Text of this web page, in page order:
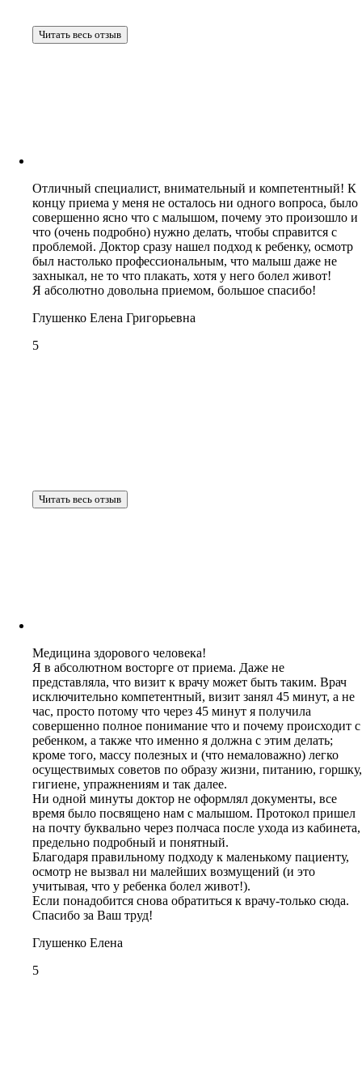
Читать весь отзыв
Отличный специалист, внимательный и компетентный! К
концу приема у меня не осталось ни одного вопроса, было
совершенно ясно что с малышом, почему это произошло и
что (очень подробно) нужно делать, чтобы справится с
проблемой. Доктор сразу нашел подход к ребенку, осмотр
был настолько профессиональным, что малыш даже не
захныкал, не то что плакать, хотя у него болел живот!
Я абсолютно довольна приемом, большое спасибо!
Глушенко Елена Григорьевна
5
Читать весь отзыв
Медицина здорового человека!
Я в абсолютном восторге от приема. Даже не
представляла, что визит к врачу может быть таким. Врач
исключительно компетентный, визит занял 45 минут, а не
час, просто потому что через 45 минут я получила
совершенно полное понимание что и почему происходит с
ребенком, а также что именно я должна с этим делать;
кроме того, массу полезных и (что немаловажно) легко
осуществимых советов по образу жизни, питанию, горшку,
гигиене, упражнениям и так далее.
Ни одной минуты доктор не оформлял документы, все
время было посвящено нам с малышом. Протокол пришел
на почту буквально через полчаса после ухода из кабинета,
предельно подробный и понятный.
Благодаря правильному подходу к маленькому пациенту,
осмотр не вызвал ни малейших возмущений (и это
учитывая, что у ребенка болел живот!).
Если понадобится снова обратиться к врачу-только сюда.
Спасибо за Ваш труд!
Глушенко Елена
5